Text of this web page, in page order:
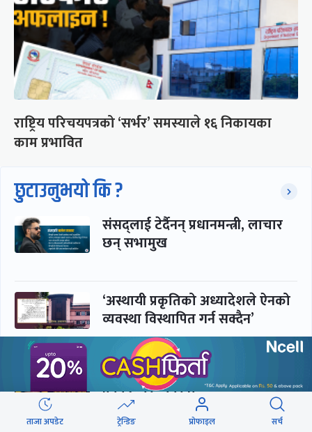
राष्ट्रिय परिचयपत्रको ‘सर्भर’ समस्याले १६ निकायका
काम प्रभावित
छुटाउनुभयो कि ?
संसद्लाई टेर्दैनन् प्रधानमन्त्री, लाचार
छन् सभामुख
‘अस्थायी प्रकृतिको अध्यादेशले ऐनको
व्यवस्था विस्थापित गर्न सक्दैन’
सरकार-प्रसाईं लुकामारी : छिनमै
पक्राउ, तुरुन्तै रिहा
ताजा अपडेट ट्रेन्डिङ प्रोफाइल सर्च